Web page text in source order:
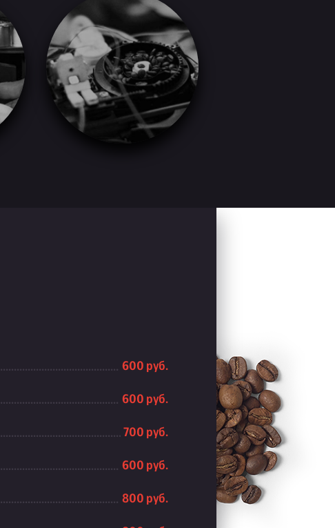
600 руб.
600 руб.
700 руб.
600 руб.
800 руб.